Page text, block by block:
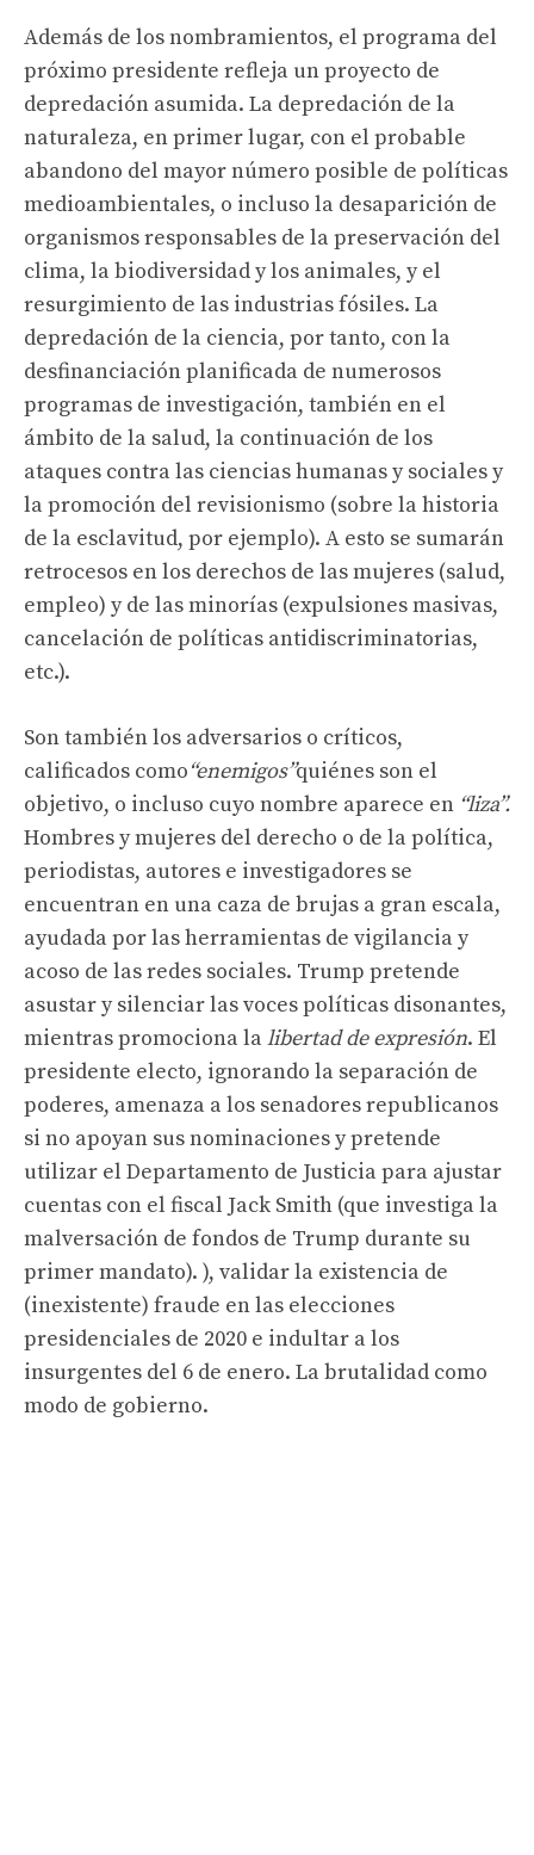
Además de los nombramientos, el programa del
próximo presidente refleja un proyecto de
depredación asumida. La depredación de la
naturaleza, en primer lugar, con el probable
abandono del mayor número posible de políticas
medioambientales, o incluso la desaparición de
organismos responsables de la preservación del
clima, la biodiversidad y los animales, y el
resurgimiento de las industrias fósiles. La
depredación de la ciencia, por tanto, con la
desfinanciación planificada de numerosos
programas de investigación, también en el
ámbito de la salud, la continuación de los
ataques contra las ciencias humanas y sociales y
la promoción del revisionismo (sobre la historia
de la esclavitud, por ejemplo). A esto se sumarán
retrocesos en los derechos de las mujeres (salud,
empleo) y de las minorías (expulsiones masivas,
cancelación de políticas antidiscriminatorias,
etc.).
Son también los adversarios o críticos,
calificados como“enemigos”quiénes son el
objetivo, o incluso cuyo nombre aparece en “liza”.
Hombres y mujeres del derecho o de la política,
periodistas, autores e investigadores se
encuentran en una caza de brujas a gran escala,
ayudada por las herramientas de vigilancia y
acoso de las redes sociales. Trump pretende
asustar y silenciar las voces políticas disonantes,
mientras promociona lalibertad de expresión. El
presidente electo, ignorando la separación de
poderes, amenaza a los senadores republicanos
si no apoyan sus nominaciones y pretende
utilizar el Departamento de Justicia para ajustar
cuentas con el fiscal Jack Smith (que investiga la
malversación de fondos de Trump durante su
primer mandato). ), validar la existencia de
(inexistente) fraude en las elecciones
presidenciales de 2020 e indultar a los
insurgentes del 6 de enero. La brutalidad como
modo de gobierno.